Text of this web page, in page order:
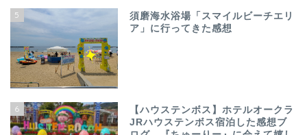
5
須磨海水浴場「スマイルビーチエリ
ア」に行ってきた感想
6
【ハウステンボス】ホテルオークラ
JRハウステンボス宿泊した感想ブ